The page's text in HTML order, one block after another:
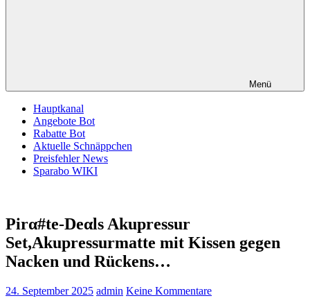
Menü
Hauptkanal
Angebote Bot
Rabatte Bot
Aktuelle Schnäppchen
Preisfehler News
Sparabo WIKI
Pirα#tе-Dеαls Akupressur
Set,Akupressurmatte mit Kissen gegen
Nacken und Rückens…
24. September 2025 admin Keine Kommentare